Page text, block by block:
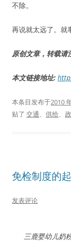
不除。
再说就太远了。就
原创文章，转载请
本文链接地址:
本条目发布于2010
贴了 交通、 供给、
免检制度的
发表评论
三鹿婴幼儿奶